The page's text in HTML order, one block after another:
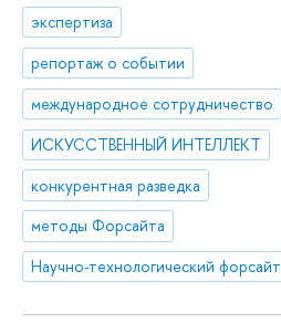
экспертиза
репортаж о событии
международное сотрудничество
ИСКУССТВЕННЫЙ ИНТЕЛЛЕКТ
конкурентная разведка
методы Форсайта
Научно-технологический форсайт